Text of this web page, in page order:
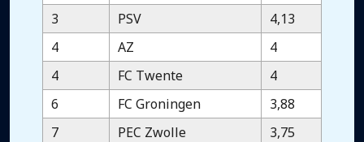
3
PSV
4,13
4
AZ
4
4
FC Twente
4
6
FC Groningen
3,88
7
PEC Zwolle
3,75